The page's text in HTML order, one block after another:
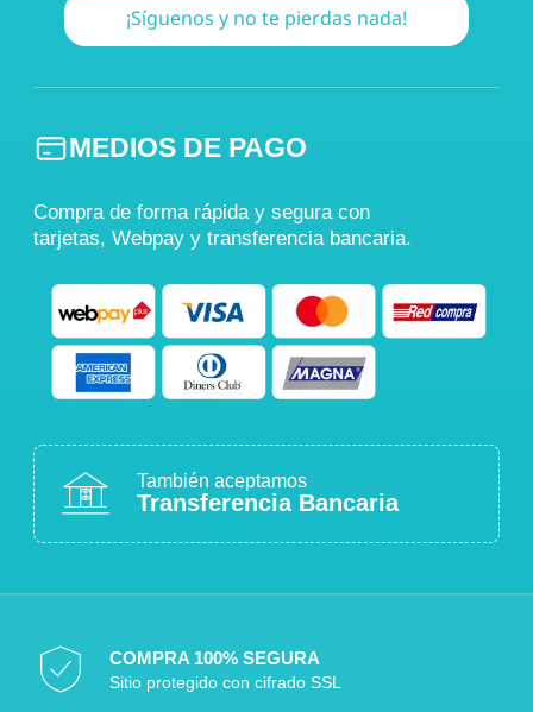
¡Síguenos y no te pierdas nada!
MEDIOS DE PAGO
Compra de forma rápida y segura con
tarjetas, Webpay y transferencia bancaria.
También aceptamos
Transferencia Bancaria
COMPRA 100% SEGURA
Sitio protegido con cifrado SSL